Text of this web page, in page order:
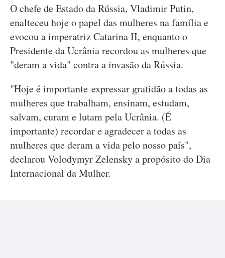
O chefe de Estado da Rússia, Vladimir Putin,
enalteceu hoje o papel das mulheres na família e
evocou a imperatriz Catarina II, enquanto o
Presidente da Ucrânia recordou as mulheres que
"deram a vida" contra a invasão da Rússia.
"Hoje é importante expressar gratidão a todas as
mulheres que trabalham, ensinam, estudam,
salvam, curam e lutam pela Ucrânia. (É
importante) recordar e agradecer a todas as
mulheres que deram a vida pelo nosso país",
declarou Volodymyr Zelensky a propósito do Dia
Internacional da Mulher.